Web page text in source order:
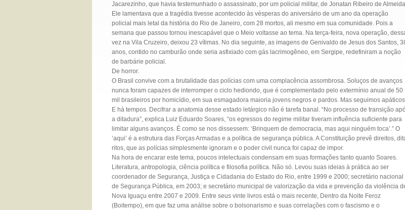
Jacarezinho, que havia testemunhado o assassinato, por um policial militar, de Jonatan Ribeiro de
Ele lamentava que a tragédia tivesse acontecido às vésperas do aniversário de um ano da operação
policial mais letal da história do Rio de Janeiro, com 28 mortos, ali mesmo em sua comunidade. Pois a
semana que passou tornou inescapável que o Meio voltasse ao tema. Na terça-feira, nova operação,
vez na Vila Cruzeiro, deixou 23 vítimas. No dia seguinte, as imagens de Genivaldo de Jesus dos Santos,
anos, contido no camburão onde seria asfixiado com gás lacrimogêneo, em Sergipe, redefiniram a noção
de barbárie policial.
De horror.
O Brasil convive com a brutalidade das polícias com uma complacência assombrosa. Soluços de avanços
nunca foram capazes de interromper o ciclo hediondo, que é complementado pelo extermínio anual de 50
mil brasileiros por homicídio, em sua esmagadora maioria jovens negros e pardos. Mas seguimos
E há tempos. Decifrar a anatomia desse estado letárgico não é tarefa banal. “No processo de transição
a ditadura”, explica Luiz Eduardo Soares, “os egressos do regime militar tiveram influência suficiente para
limitar alguns avanços. É como se nos dissessem: ‘Brinquem de democracia, mas aqui ninguém toca’.” O
‘aqui’ é a estrutura das Forças Armadas e a política de segurança pública. A Constituição prevê direitos,
ritos, que as polícias simplesmente ignoram e o poder civil nunca foi capaz de impor.
Na hora de encarar este tema, poucos intelectuais condensam em suas formações tanto quanto Soares.
Literatura, antropologia, ciência política e filosofia política. Não só. Levou suas ideias à prática ao ser
coordenador de Segurança, Justiça e Cidadania do Estado do Rio, entre 1999 e 2000; secretário nacional
de Segurança Pública, em 2003; e secretário municipal de valorização da vida e prevenção da violência
Nova Iguaçu entre 2007 e 2009. Entre seus vinte livros está o mais recente, Dentro da Noite Feroz
(Boitempo), em que faz uma análise sobre o bolsonarismo e suas correlações com o fascismo e o